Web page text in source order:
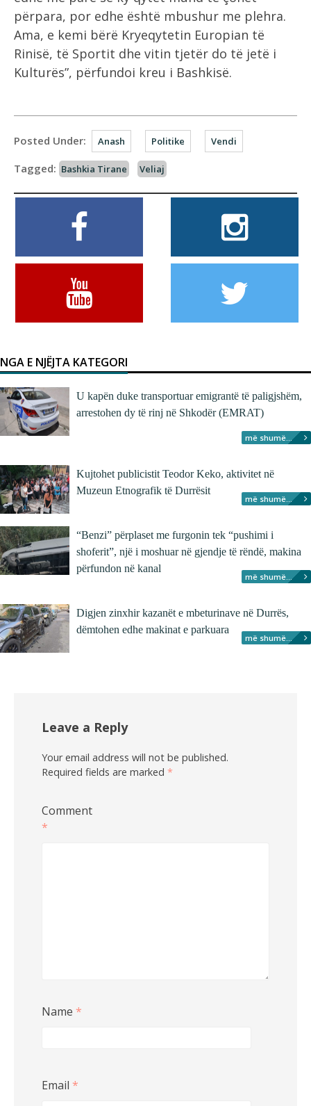
përpara, por edhe është mbushur me plehra.
Ama, e kemi bërë Kryeqytetin Europian të
Rinisë, të Sportit dhe vitin tjetër do të jetë i
Kulturës”, përfundoi kreu i Bashkisë.
Posted Under: Anash Politike Vendi
Tagged: Bashkia Tirane Veliaj
NGA E NJËJTA KATEGORI
U kapën duke transportuar emigrantë të paligjshëm,
arrestohen dy të rinj në Shkodër (EMRAT)
më shumë...
Kujtohet publicistit Teodor Keko, aktivitet në
Muzeun Etnografik të Durrësit
më shumë...
“Benzi” përplaset me furgonin tek “pushimi i
shoferit”, një i moshuar në gjendje të rëndë, makina
përfundon në kanal
më shumë...
Digjen zinxhir kazanët e mbeturinave në Durrës,
dëmtohen edhe makinat e parkuara
më shumë...
Leave a Reply
Your email address will not be published.
Required fields are marked *
Comment
*
Name *
Email *